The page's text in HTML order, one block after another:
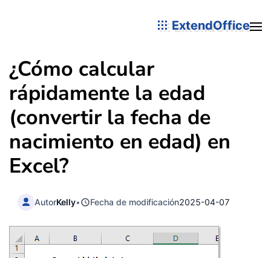
ExtendOffice
¿Cómo calcular
rápidamente la edad
(convertir la fecha de
nacimiento en edad) en
Excel?
AutorKelly• Fecha de modificación2025-04-07